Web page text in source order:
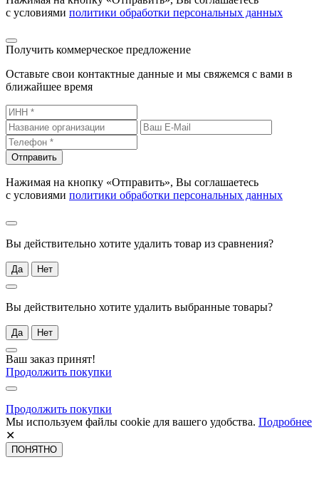
с условиями политики обработки персональных данных
Получить коммерческое предложение
Оставьте свои контактные данные и мы свяжемся с вами в
ближайшее время
Отправить
Нажимая на кнопку «Отправить», Вы соглашаетесь
с условиями политики обработки персональных данных
Вы действительно хотите удалить товар из сравнения?
Да Нет
Вы действительно хотите удалить выбранные товары?
Да Нет
Ваш заказ принят!
Продолжить покупки
Продолжить покупки
Мы используем файлы cookie для вашего удобства. Подробнее
✕
ПОНЯТНО